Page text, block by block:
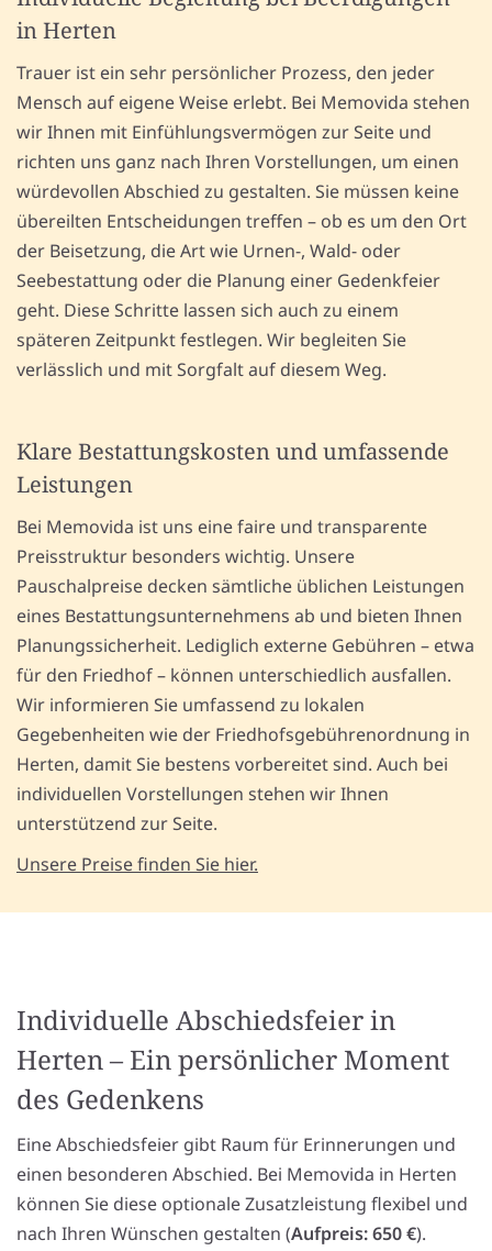
in Herten
Trauer ist ein sehr persönlicher Prozess, den jeder
Mensch auf eigene Weise erlebt. Bei Memovida stehen
wir Ihnen mit Einfühlungsvermögen zur Seite und
richten uns ganz nach Ihren Vorstellungen, um einen
würdevollen Abschied zu gestalten. Sie müssen keine
übereilten Entscheidungen treffen – ob es um den Ort
der Beisetzung, die Art wie Urnen-, Wald- oder
Seebestattung oder die Planung einer Gedenkfeier
geht. Diese Schritte lassen sich auch zu einem
späteren Zeitpunkt festlegen. Wir begleiten Sie
verlässlich und mit Sorgfalt auf diesem Weg.
Klare Bestattungskosten und umfassende
Leistungen
Bei Memovida ist uns eine faire und transparente
Preisstruktur besonders wichtig. Unsere
Pauschalpreise decken sämtliche üblichen Leistungen
eines Bestattungsunternehmens ab und bieten Ihnen
Planungssicherheit. Lediglich externe Gebühren – etwa
für den Friedhof – können unterschiedlich ausfallen.
Wir informieren Sie umfassend zu lokalen
Gegebenheiten wie der Friedhofsgebührenordnung in
Herten, damit Sie bestens vorbereitet sind. Auch bei
individuellen Vorstellungen stehen wir Ihnen
unterstützend zur Seite.
Unsere Preise finden Sie hier.
Individuelle Abschiedsfeier in
Herten – Ein persönlicher Moment
des Gedenkens
Eine Abschiedsfeier gibt Raum für Erinnerungen und
einen besonderen Abschied. Bei Memovida in Herten
können Sie diese optionale Zusatzleistung flexibel und
nach Ihren Wünschen gestalten (Aufpreis: 650 €).